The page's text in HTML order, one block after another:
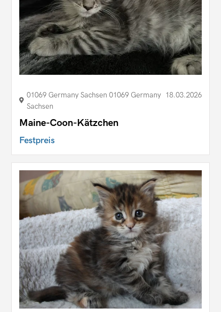
01069 Germany Sachsen 01069 Germany
Sachsen
18.03.2026
Maine-Coon-Kätzchen
Festpreis